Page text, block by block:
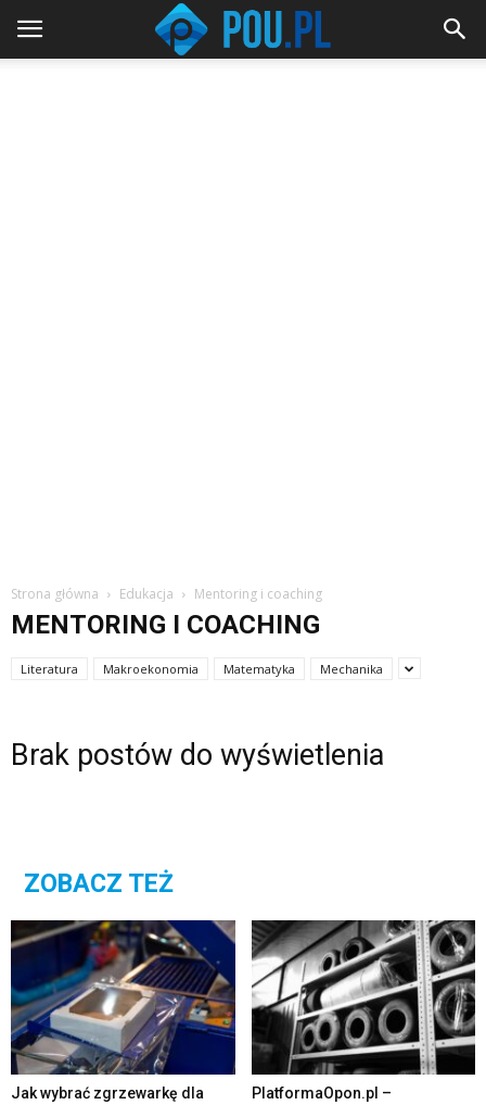
Strona główna Edukacja Mentoring i coaching
MENTORING I COACHING
Literatura Makroekonomia Matematyka Mechanika
Brak postów do wyświetlenia
ZOBACZ TEŻ
Jak wybrać zgrzewarkę dla
PlatformaOpon.pl –